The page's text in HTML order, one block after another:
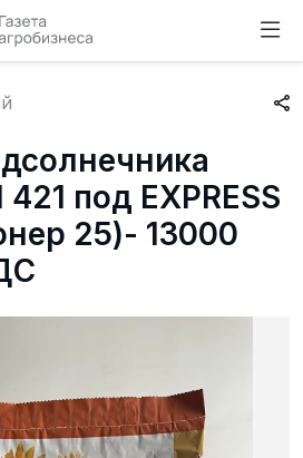
под EXPRESS
25)- 13000